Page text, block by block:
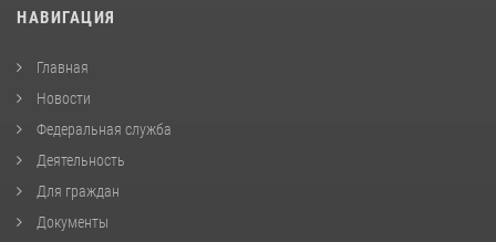
НАВИГАЦИЯ
Главная
Новости
Федеральная служба
Деятельность
Для граждан
Документы